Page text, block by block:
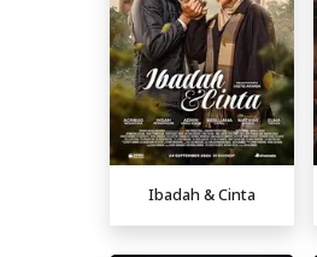
Ibadah & Cinta